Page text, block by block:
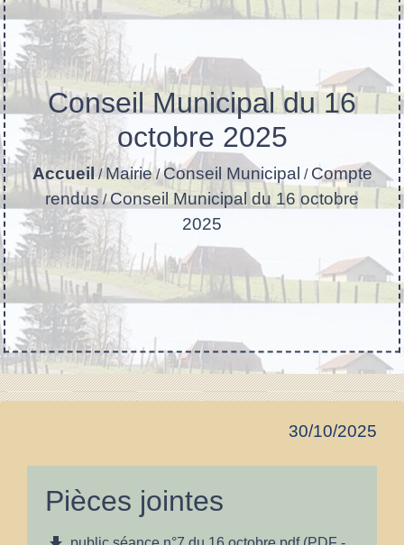
Conseil Municipal du 16
octobre 2025
Accueil/Mairie/Conseil Municipal / Compte
rendus /Conseil Municipal du 16 octobre
2025
30/10/2025
Pièces jointes